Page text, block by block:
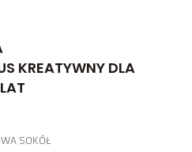
KREATYWNY DLA
SOKÓŁ